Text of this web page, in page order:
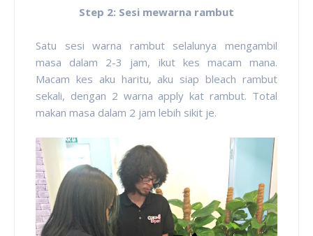
Step 2: Sesi mewarna rambut
Satu sesi warna rambut selalunya mengambil
masa dalam 2-3 jam, ikut kes macam mana.
Macam kes aku haritu, aku siap bleach rambut
sekali, dengan 2 warna apply kat rambut. Total
makan masa dalam 2 jam lebih sikit je.